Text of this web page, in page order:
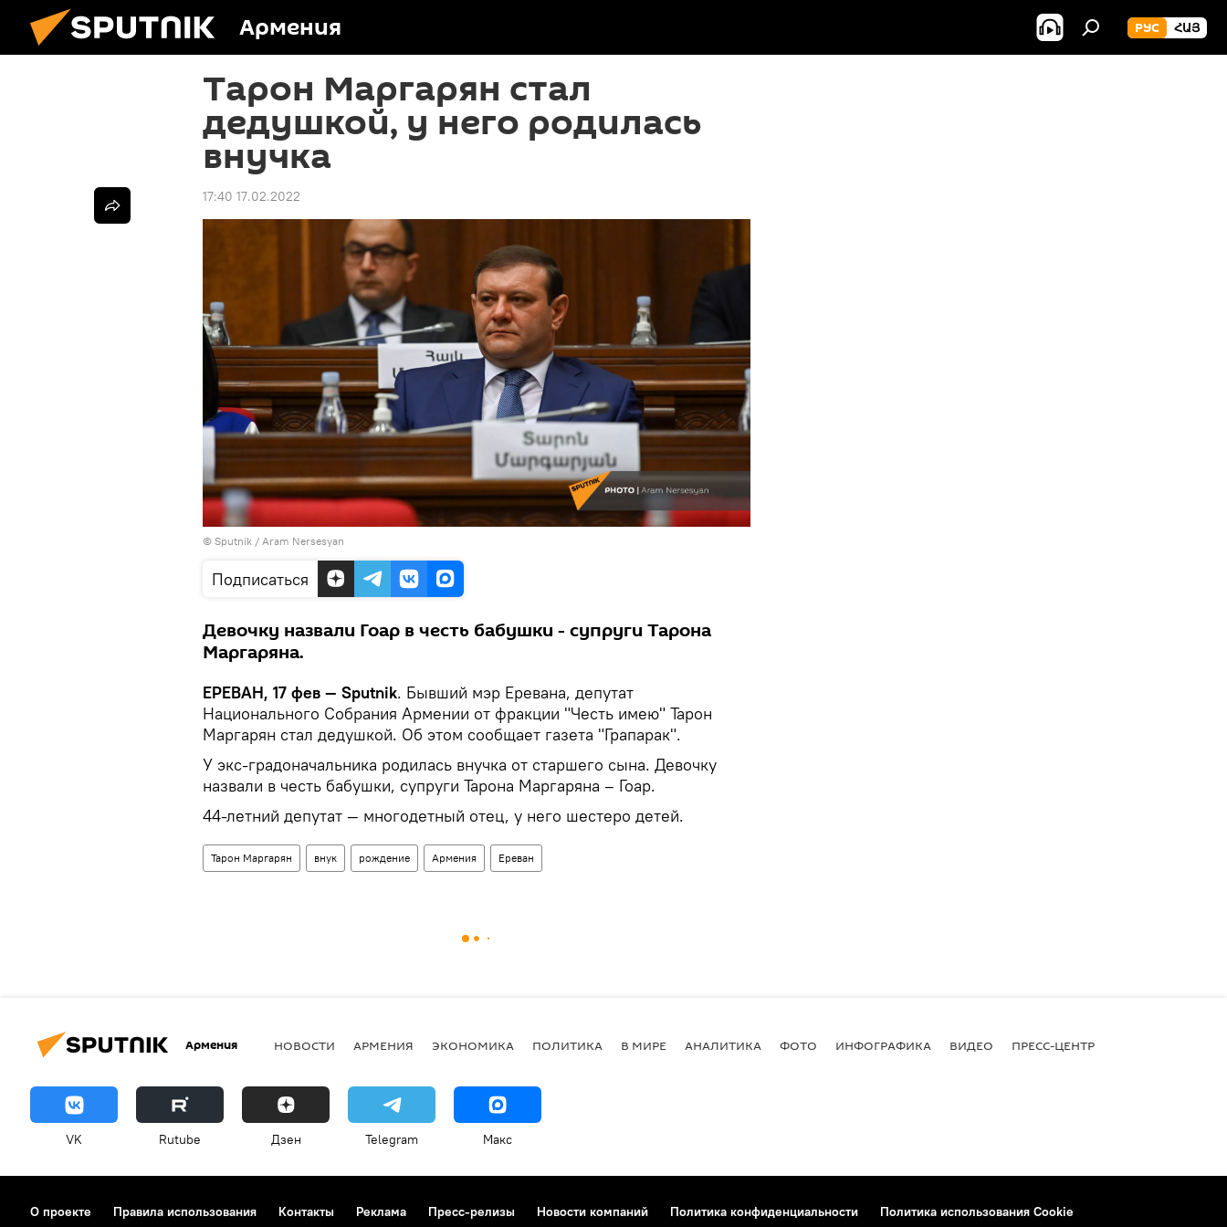
Армения РУС ՀԱՅ
Тарон Маргарян стал
дедушкой, у него родилась
внучка
17:40 17.02.2022
© Sputnik / Aram Nersesyan
Подписаться
Девочку назвали Гоар в честь бабушки - супруги Тарона
Маргаряна.
ЕРЕВАН, 17 фев — Sputnik. Бывший мэр Еревана, депутат
Национального Собрания Армении от фракции "Честь имею" Тарон
Маргарян стал дедушкой. Об этом сообщает газета "Грапарак".
У экс-градоначальника родилась внучка от старшего сына. Девочку
назвали в честь бабушки, супруги Тарона Маргаряна – Гоар.
44-летний депутат — многодетный отец, у него шестеро детей.
Тарон Маргарян внук рождение Армения Ереван
Армения НОВОСТИ АРМЕНИЯ ЭКОНОМИКА ПОЛИТИКА В МИРЕ АНАЛИТИКА ФОТО ИНФОГРАФИКА ВИДЕО ПРЕСС-ЦЕНТР
VK Rutube Дзен Telegram Макс
О проекте Правила использования Контакты Реклама Пресс-релизы Новости компаний Политика конфиденциальности Политика использования Cookie